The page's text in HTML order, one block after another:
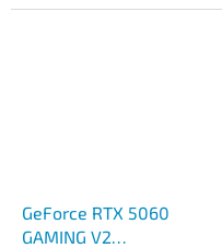
GeForce RTX 5060
GAMING V2